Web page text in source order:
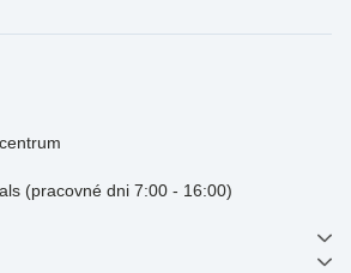
(pracovné dni 7:00 - 16:00)